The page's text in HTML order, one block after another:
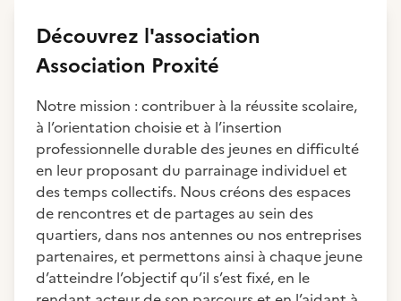
Découvrez l'association
Association Proxité
Notre mission : contribuer à la réussite scolaire,
à l’orientation choisie et à l’insertion
professionnelle durable des jeunes en difficulté
en leur proposant du parrainage individuel et
des temps collectifs. Nous créons des espaces
de rencontres et de partages au sein des
quartiers, dans nos antennes ou nos entreprises
partenaires, et permettons ainsi à chaque jeune
d’atteindre l’objectif qu’il s’est fixé, en le